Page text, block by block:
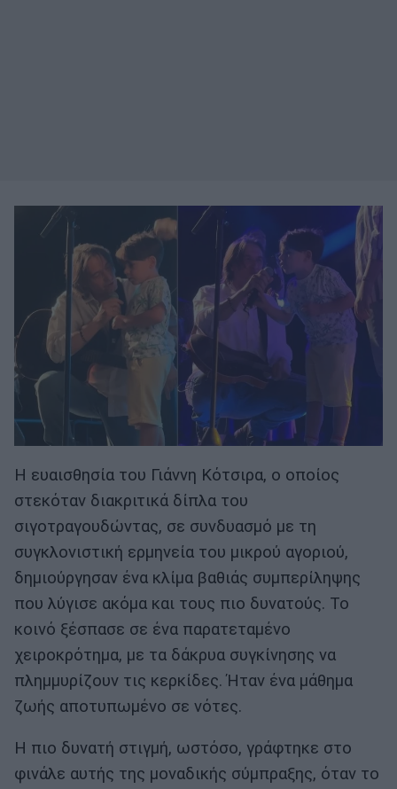
Η ευαισθησία του Γιάννη Κότσιρα, ο οποίος
στεκόταν διακριτικά δίπλα του
σιγοτραγουδώντας, σε συνδυασμό με τη
συγκλονιστική ερμηνεία του μικρού αγοριού,
δημιούργησαν ένα κλίμα βαθιάς συμπερίληψης
που λύγισε ακόμα και τους πιο δυνατούς. Το
κοινό ξέσπασε σε ένα παρατεταμένο
χειροκρότημα, με τα δάκρυα συγκίνησης να
πλημμυρίζουν τις κερκίδες. Ήταν ένα μάθημα
ζωής αποτυπωμένο σε νότες.
Η πιο δυνατή στιγμή, ωστόσο, γράφτηκε στο
φινάλε αυτής της μοναδικής σύμπραξης, όταν το